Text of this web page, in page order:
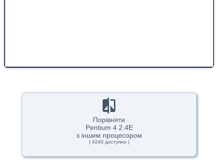
Порівняти
Pentium 4 2.4E
з іншим процесором
( 4240 доступно )